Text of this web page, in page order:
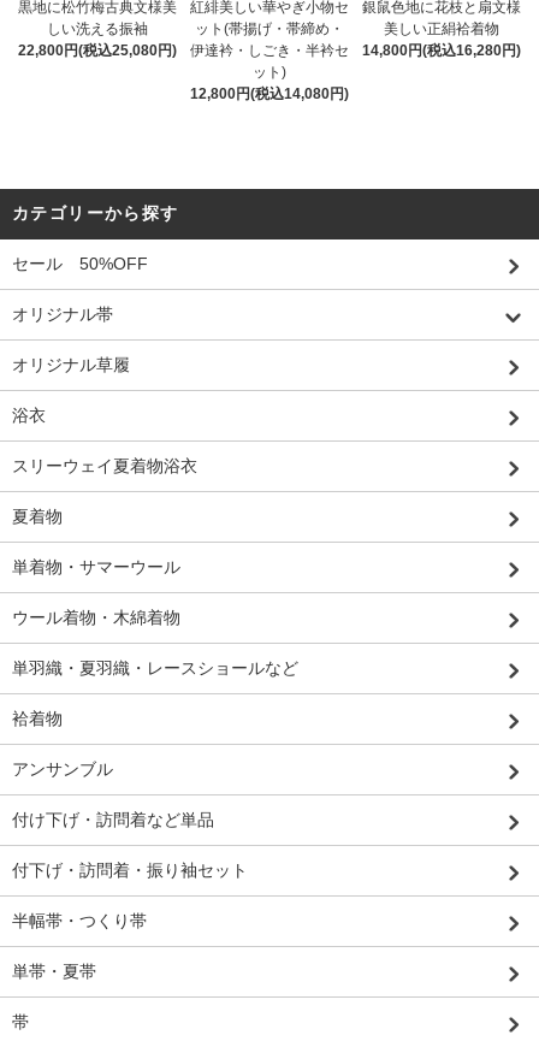
黒地に松竹梅古典文様美
しい洗える振袖
22,800円(税込25,080円)
紅緋美しい華やぎ小物セ
ット(帯揚げ・帯締め・
伊達衿・しごき・半衿セ
ット)
12,800円(税込14,080円)
銀鼠色地に花枝と扇文様
美しい正絹袷着物
14,800円(税込16,280円)
カテゴリーから探す
セール 50%OFF
オリジナル帯
オリジナル草履
浴衣
スリーウェイ夏着物浴衣
夏着物
単着物・サマーウール
ウール着物・木綿着物
単羽織・夏羽織・レースショールなど
袷着物
アンサンブル
付け下げ・訪問着など単品
付下げ・訪問着・振り袖セット
半幅帯・つくり帯
単帯・夏帯
帯